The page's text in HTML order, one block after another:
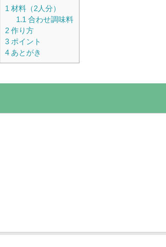
1 材料（2人分）
1.1 合わせ調味料
2作り方
3ポイント
4あとがき